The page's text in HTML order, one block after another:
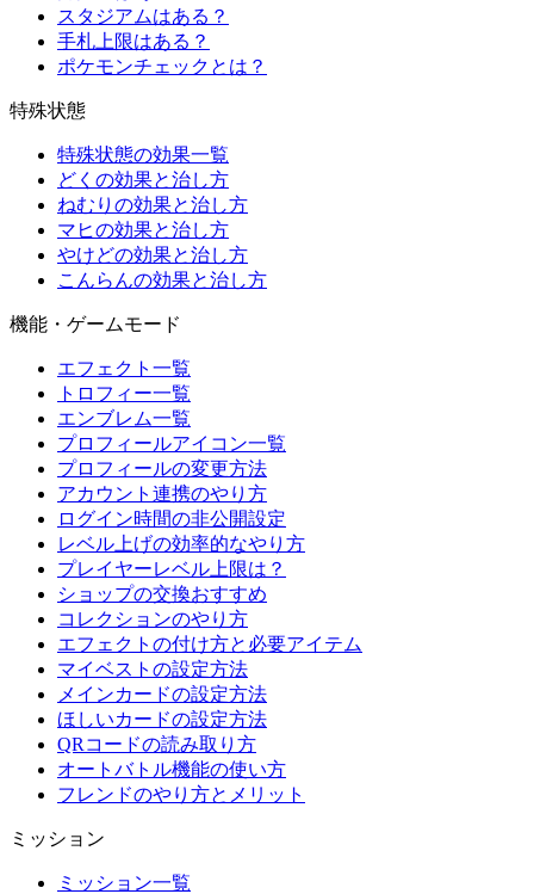
スタジアムはある？
手札上限はある？
ポケモンチェックとは？
特殊状態
特殊状態の効果一覧
どくの効果と治し方
ねむりの効果と治し方
マヒの効果と治し方
やけどの効果と治し方
こんらんの効果と治し方
機能・ゲームモード
エフェクト一覧
トロフィー一覧
エンブレム一覧
プロフィールアイコン一覧
プロフィールの変更方法
アカウント連携のやり方
ログイン時間の非公開設定
レベル上げの効率的なやり方
プレイヤーレベル上限は？
ショップの交換おすすめ
コレクションのやり方
エフェクトの付け方と必要アイテム
マイベストの設定方法
メインカードの設定方法
ほしいカードの設定方法
QRコードの読み取り方
オートバトル機能の使い方
フレンドのやり方とメリット
ミッション
ミッション一覧